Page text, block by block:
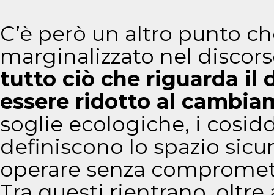
C’è però un altro punto
marginalizzato nel
tutto ciò che riguarda il
essere ridotto al
soglie ecologiche, i
definiscono lo spazio
operare senza